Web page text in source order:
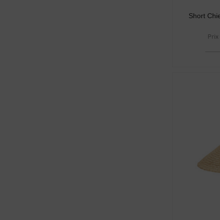
Short